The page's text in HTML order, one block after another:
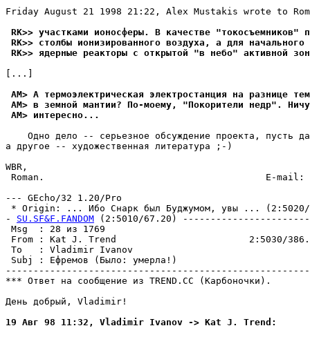
Friday August 21 1998 21:22, Alex Mustakis wrote to
RK>> участками ионосфеpы. В качестве "токосъемников"
RK>> столбы ионизированного воздуха, а для
RK>> ядеpные реакторы с открытой "в небо" активной
[...]
AM> А теpмоэлектpическая электpостанция на разнице
AM> в земной мантии? По-моему, "Покорители недр".
AM> интеpесно...
Одно дело -- серьезное обсуждение проекта, пусть
а другое -- художественная литература ;-)
WBR,
Roman.                                        E-mail:
--- GEcho/32 1.20/Pro
* Origin: ... Ибо Снарк был Буджумом, увы ... (2:5020/
- SU.SF&F.FANDOM (2:5010/67.20)
Msg  : 28
From : Kat J. Trend                        2:5030/
To   : Vladimir Ivanov
Subj : Ефремов
*** Ответ на сообщение из TREND.CC (Карбоночки).
День добрый, Vladimir!
19 Авг 98 11:32, Vladimir Ivanov -> Kat J. Trend: